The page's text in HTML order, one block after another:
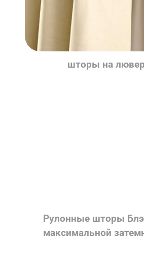
шторы на
Рулонные шторы
максимальной